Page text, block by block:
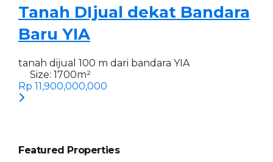
Tanah DIjual dekat Bandara
Baru YIA
tanah dijual 100 m dari bandara YIA
Size: 1700m²
Rp 11,900,000,000
Featured Properties